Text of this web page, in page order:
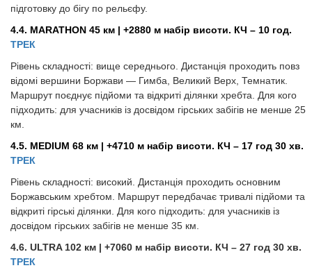
підготовку до бігу по рельєфу.
4.4. MARATHON 45 км | +2880 м набір висоти. КЧ – 10 год.
ТРЕК
Рівень складності: вище середнього. Дистанція проходить повз
відомі вершини Боржави — Гимба, Великий Верх, Темнатик.
Маршрут поєднує підйоми та відкриті ділянки хребта. Для кого
підходить: для учасників із досвідом гірських забігів не менше 25
км.
4.5. MEDIUM 68 км | +4710 м набір висоти. КЧ – 17 год 30 хв.
ТРЕК
Рівень складності: високий. Дистанція проходить основним
Боржавським хребтом. Маршрут передбачає тривалі підйоми та
відкриті гірські ділянки. Для кого підходить: для учасників із
досвідом гірських забігів не менше 35 км.
4.6. ULTRA 102 км | +7060 м набір висоти. КЧ – 27 год 30 хв.
ТРЕК